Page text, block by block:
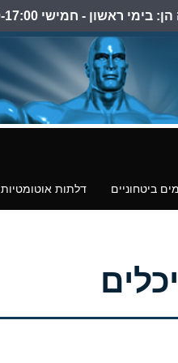
ראשון - חמישי 06:30-17:00
ביטחוניים דלתות אוטומטיות